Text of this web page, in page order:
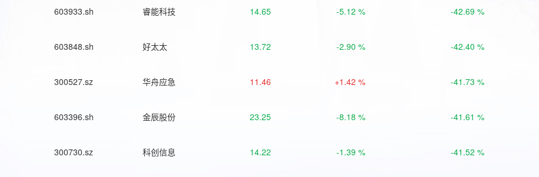
603933.sh 睿能科技 14.65 -5.12 % -42.69 %
603848.sh 好太太 13.72 -2.90 % -42.40 %
300527.sz 华舟应急 11.46 +1.42 % -41.73 %
603396.sh 金辰股份 23.25 -8.18 % -41.61 %
300730.sz 科创信息 14.22 -1.39 % -41.52 %